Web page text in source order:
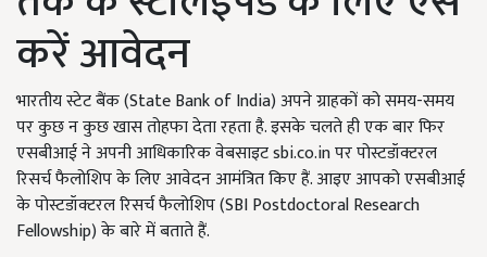
करें आवेदन
भारतीय स्टेट बैंक (State Bank of India) अपने ग्राहकों को समय-समय
पर कुछ न कुछ खास तोहफा देता रहता है. इसके चलते ही एक बार फिर
एसबीआई ने अपनी आधिकारिक वेबसाइट sbi.co.in पर पोस्टडॉक्टरल
रिसर्च फैलोशिप के लिए आवेदन आमंत्रित किए हैं. आइए आपको एसबीआई
के पोस्टडॉक्टरल रिसर्च फैलोशिप (SBI Postdoctoral Research
Fellowship) के बारे में बताते हैं.